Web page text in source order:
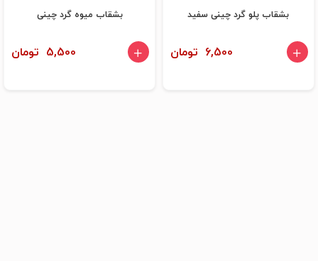
بشقاب پلو گرد چینی سفید
6,500 تومان
بشقاب میوه گرد چینی
5,500 تومان